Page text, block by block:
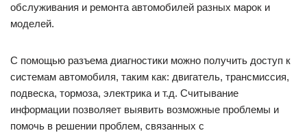
обслуживания и ремонта автомобилей разных марок и
моделей.
С помощью разъема диагностики можно получить доступ к
системам автомобиля, таким как: двигатель, трансмиссия,
подвеска, тормоза, электрика и т.д. Считывание
информации позволяет выявить возможные проблемы и
помочь в решении проблем, связанных с